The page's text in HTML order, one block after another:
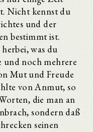
Nicht kennst du
und der
bestimmt ist.
was du
und noch mehrere
Mut und Freude
von Anmut, so
die man an
sondern daß
seinen